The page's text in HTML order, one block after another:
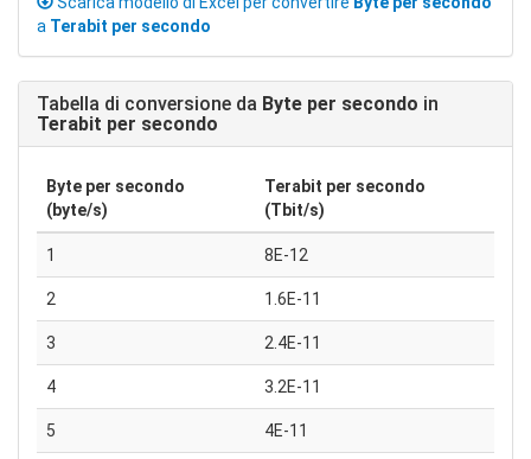
a Terabit per secondo
Tabella di conversione da Byte per secondo in
Terabit per secondo
Byte per secondo
(byte/s)
Terabit per secondo
(Tbit/s)
1 8E-12
2 1.6E-11
3 2.4E-11
4 3.2E-11
5 4E-11